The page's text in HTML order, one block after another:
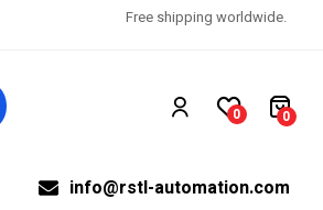
Free shipping worldwide.
0 0
info@rstl-automation.com